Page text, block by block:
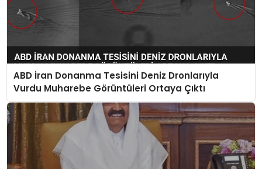
ABD İran Donanma Tesisini Deniz Dronlarıyla
Vurdu Muharebe Görüntüleri Ortaya Çıktı